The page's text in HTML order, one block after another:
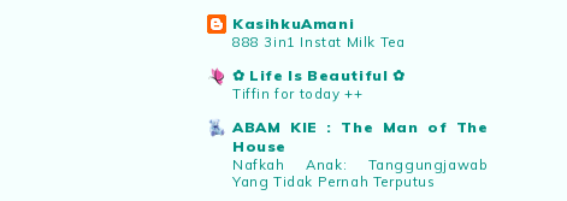
Roziah @ Ciecommented on
“Menarik juga pertandingan macam ni.
Aynoracommented onpertandingan
tiktok mencipta sajak:“Siapa yg ada
KasihkuAmani
888 3in1 Instat Milk Tea
✿ Life Is Beautiful ✿
Tiffin for today ++
ABAM KIE : The Man of The
House
Nafkah Anak: Tanggungjawab
Yang Tidak Pernah Terputus